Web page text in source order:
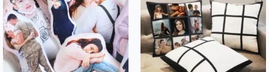
hasta
89,90 €